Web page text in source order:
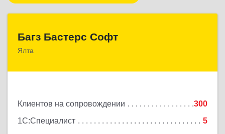
Багз Бастерс Софт
Ялта
Клиентов на сопровождении
300
1С:Специалист
5
298603, Крым Респ, Ялта г, Свердлова ул, дом №